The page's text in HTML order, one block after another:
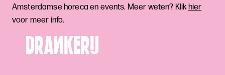
Amsterdamse horeca en events. Meer weten? Klikhier
voor meer info.